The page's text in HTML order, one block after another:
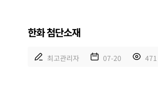
한화 첨단소재
최고관리자 07-20